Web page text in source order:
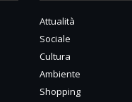
Attualità
Sociale
Cultura
Ambiente
Shopping